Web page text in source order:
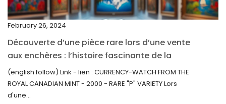
September 2021
August 2021
July 2021
May 2021
February 26, 2024
Découverte d’une pièce rare lors d’une vente
aux enchères : l’histoire fascinante de la
Monnaie-Montre de la Monnaie Royale du
Canada (2000) Rare Variété “P”
(english follow) Link - lien : CURRENCY-WATCH FROM THE
ROYAL CANADIAN MINT - 2000 - RARE "P" VARIETY Lors
d'une...